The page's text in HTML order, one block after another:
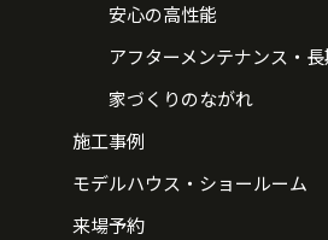
安心の高性能
アフターメンテナンス・
家づくりのながれ
施工事例
モデルハウス・ショールーム
来場予約